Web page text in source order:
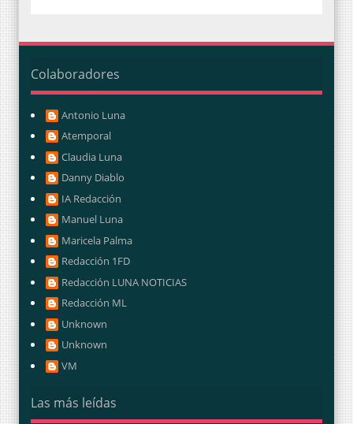
Colaboradores
Antonio Luna
Atemporal
Claudia Luna
Danny Diablo
IA Redacción
Manuel Luna
Maricela Palma
Redacción 1FD
Redacción LUNA NOTICIAS
Redacción ML
Unknown
Unknown
VM
Las más leídas